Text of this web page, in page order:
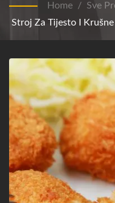
Home / Sve
Stroj Za Tijesto I